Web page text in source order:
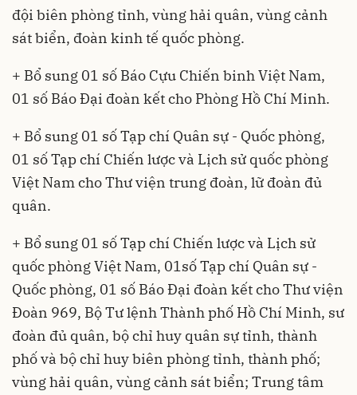
đội biên phòng tỉnh, vùng hải quân, vùng cảnh
sát biển, đoàn kinh tế quốc phòng.
+ Bổ sung 01 số Báo Cựu Chiến binh Việt Nam,
01 số Báo Đại đoàn kết cho Phòng Hồ Chí Minh.
+ Bổ sung 01 số Tạp chí Quân sự - Quốc phòng,
01 số Tạp chí Chiến lược và Lịch sử quốc phòng
Việt Nam cho Thư viện trung đoàn, lữ đoàn đủ
quân.
+ Bổ sung 01 số Tạp chí Chiến lược và Lịch sử
quốc phòng Việt Nam, 01số Tạp chí Quân sự -
Quốc phòng, 01 số Báo Đại đoàn kết cho Thư viện
Đoàn 969, Bộ Tư lệnh Thành phố Hồ Chí Minh, sư
đoàn đủ quân, bộ chỉ huy quân sự tỉnh, thành
phố và bộ chỉ huy biên phòng tỉnh, thành phố;
vùng hải quân, vùng cảnh sát biển; Trung tâm